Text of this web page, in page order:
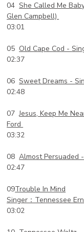
04She Called Me
Glen Campbell)
03:01
05 Old Cape Cod -
02:37
06Sweet Dreams -
02:48
07Jesus, Keep Me
Ford
03:32
08Almost Persuaded
02:47
09Trouble In Mind
Singer：Tennessee
03:02